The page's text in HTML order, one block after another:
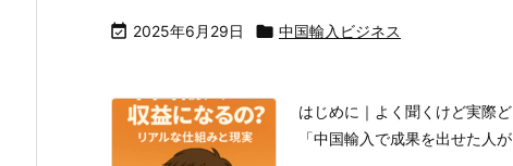
 2025年6月29日  中国輸入ビジネス
はじめに｜よく聞くけど実際
「中国輸入で成果を出せた人